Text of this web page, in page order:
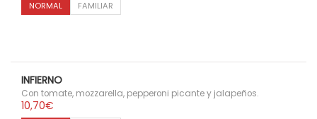
NORMAL FAMILIAR
INFIERNO
Con tomate, mozzarella, pepperoni picante y jalapeños.
10,70€